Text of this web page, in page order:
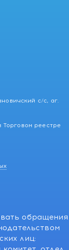
с/с, аг.
реестре
обращения
лиц: